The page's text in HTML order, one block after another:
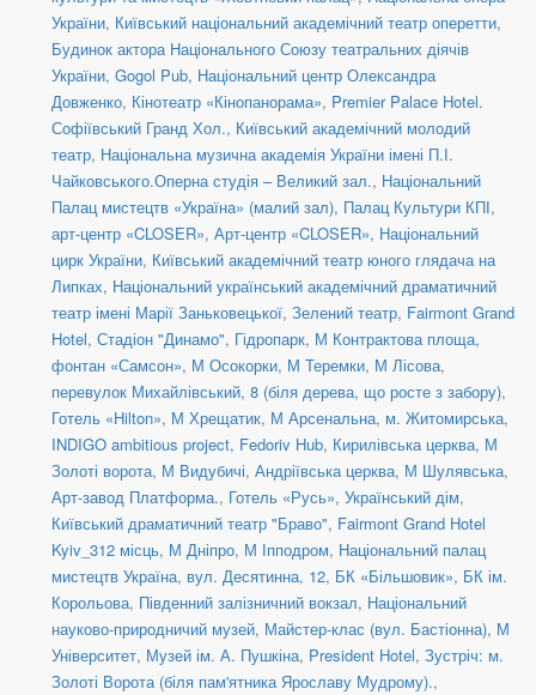
України, Київський національний академічний театр оперетти,
Будинок актора Національного Союзу театральних діячів
України, Gogol Pub, Національний центр Олександра
Довженко, Кінотеатр «Кінопанорама», Premier Palace Hotel.
Софіївський Гранд Хол., Київський академічний молодий
театр, Національна музична академія України імені П.І.
Чайковського.Оперна студія – Великий зал., Національний
Палац мистецтв «Україна» (малий зал), Палац Культури КПІ,
арт-центр «CLOSER», Арт-центр «CLOSER», Національний
цирк України, Київський академічний театр юного глядача на
Липках, Національний український академічний драматичний
театр імені Марії Заньковецької, Зелений театр, Fairmont Grand
Hotel, Стадіон "Динамо", Гідропарк, М Контрактова площа,
фонтан «Самсон», М Осокорки, М Теремки, М Лісова,
перевулок Михайлівський, 8 (біля дерева, що росте з забору),
Готель «Hilton», М Хрещатик, М Арсенальна, м. Житомирська,
INDIGO ambitious project, Fedoriv Hub, Кирилівська церква, М
Золоті ворота, М Видубичі, Андріївська церква, М Шулявська,
Арт-завод Платформа., Готель «Русь», Український дім,
Київський драматичний театр "Браво", Fairmont Grand Hotel
Kyiv_312 місць, М Дніпро, М Іпподром, Національний палац
мистецтв Україна, вул. Десятинна, 12, БК «Більшовик», БК ім.
Корольова, Південний залізничний вокзал, Національний
науково-природничий музей, Майстер-клас (вул. Бастіонна), М
Університет, Музей ім. А. Пушкіна, President Hotel, Зустріч: м.
Золоті Ворота (біля пам'ятника Ярославу Мудрому).,